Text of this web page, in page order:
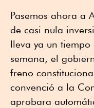
Pasemos ahora a
de casi nula
lleva ya un tiempo
semana, el
freno
convenció a la
aprobara